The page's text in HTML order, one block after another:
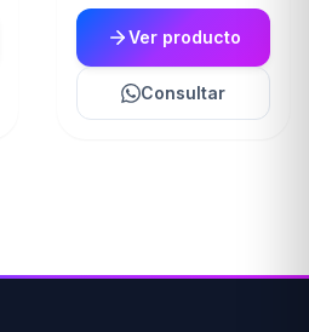
Ver producto
Consultar